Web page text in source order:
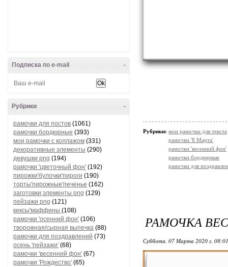
-
Подписка по e-mail
-
Рубрики
рамочки для постов (1061)
рамочки бордюрные (393)
мои рамочки с коллажом (331)
декоративные элементы (290)
девушки png (194)
рамочки 'цветочный фон' (192)
пирожки'булочки'пироги (190)
торты'пирожные'печенье (162)
заготовки,элементы png (129)
пейзажи png (121)
кексы'маффины (108)
рамочки 'осенний фон' (106)
творожная/сырная выпечка (88)
рамочки для поздравлений (73)
осень 'пейзажи' (68)
рамочки 'весенний фон' (67)
рамочки 'Рождество' (65)
Рубрики: мои рамочки для текста
рамочки '8 Марта'
рамочки 'весенний фон'
рамочки бордюрные
рамочки для
РАМОЧКА
Суббота, 07 Марта 2020 г.